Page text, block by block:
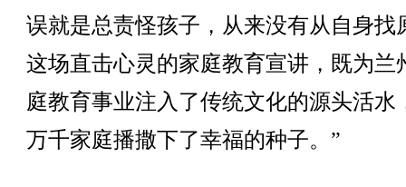
误就是总责怪孩子，从来没有从自身找
这场直击心灵的家庭教育宣讲，既为兰
庭教育事业注入了传统文化的源头活水
万千家庭播撒下了幸福的种子。”